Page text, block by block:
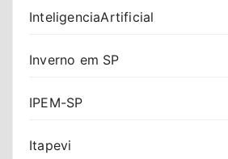
InteligenciaArtificial
Inverno em SP
IPEM-SP
Itapevi